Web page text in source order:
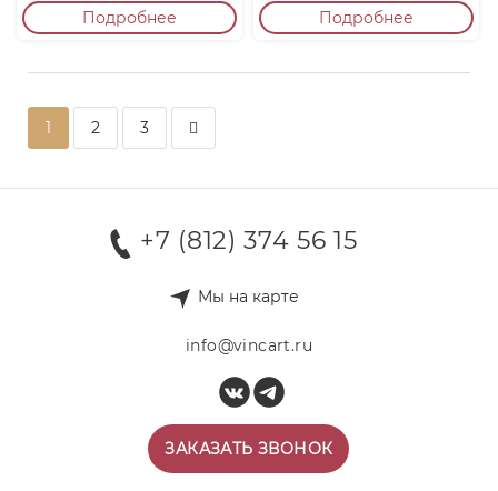
Подробнее Подробнее
1 2 3
+7 (812) 374 56 15
Мы на карте
info@vincart.ru
ЗАКАЗАТЬ ЗВОНОК